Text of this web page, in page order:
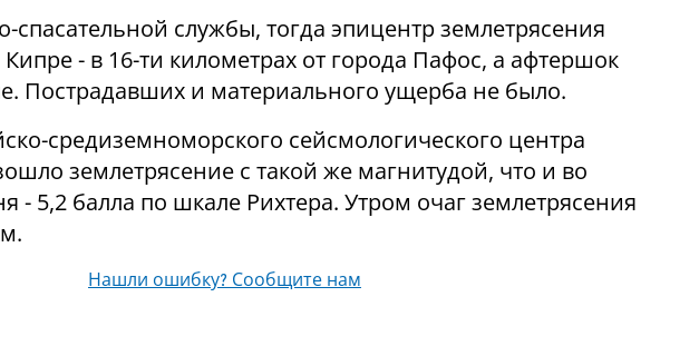
службы, тогда эпицентр землетрясения
- в 16-ти километрах от города Пафос, а афтершок
Пострадавших и материального ущерба не было.
средиземноморского сейсмологического центра
землетрясение с такой же магнитудой, что и во
- 5,2 балла по шкале Рихтера. Утром очаг землетрясения
Нашли ошибку? Сообщите нам